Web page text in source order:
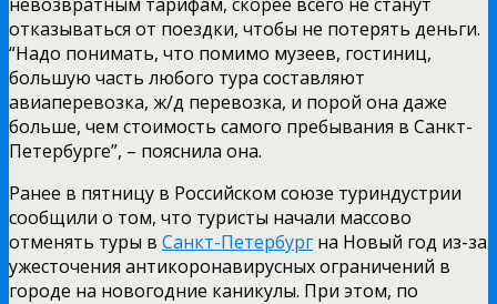
отказываться от поездки, чтобы не потерять деньги.
“Надо понимать, что помимо музеев, гостиниц,
большую часть любого тура составляют
авиаперевозка, ж/д перевозка, и порой она даже
больше, чем стоимость самого пребывания в Санкт-
Петербурге”, – пояснила она.
Ранее в пятницу в Российском союзе туриндустрии
сообщили о том, что туристы начали массово
отменять туры в Санкт-Петербург на Новый год из-за
ужесточения антикоронавирусных ограничений в
городе на новогодние каникулы. При этом, по